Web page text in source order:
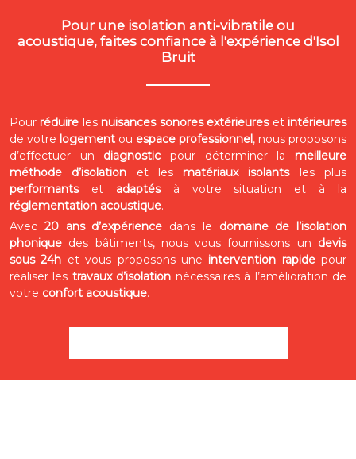
Pour une isolation anti-vibratile ou
acoustique, faites confiance à l'expérience d'Isol
Bruit
Pour réduire les nuisances sonores extérieureset intérieures
de votre logement ou espace professionnel, nous proposons
d’effectuer un diagnostic pour déterminer la meilleure
méthode d’isolation et les matériaux isolantsles plus
performantset adaptésà votre situation et à la
réglementation acoustique.
Avec 20 ans d’expérience dans le domaine de l’isolation
phonique des bâtiments, nous vous fournissons un devis
sous 24h et vous proposons une intervention rapidepour
réaliser les travaux d’isolation nécessaires à l’amélioration de
votre confort acoustique.